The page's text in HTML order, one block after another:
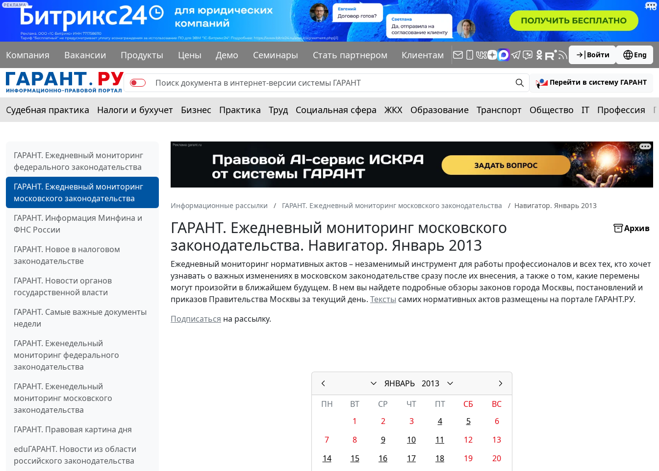
РЕКЛАМА
Компания Вакансии Продукты Цены Демо Семинары Стать партнером Клиентам Войти Eng
Перейти в систему ГАРАНТ
Судебная практика Налоги и бухучет Бизнес Практика Труд Социальная сфера ЖКХ Образование Транспорт Общество IT Профессия
ГАРАНТ. Ежедневный мониторинг
федерального законодательства
ГАРАНТ. Ежедневный мониторинг
московского законодательства
ГАРАНТ. Информация Минфина и
ФНС России
ГАРАНТ. Новое в налоговом
законодательстве
ГАРАНТ. Новости органов
государственной власти
ГАРАНТ. Самые важные документы
недели
ГАРАНТ. Еженедельный
мониторинг федерального
законодательства
ГАРАНТ. Еженедельный
мониторинг московского
законодательства
ГАРАНТ. Правовая картина дня
eduГАРАНТ. Новости из области
российского законодательства
Информационные рассылки ГАРАНТ. Ежедневный мониторинг московского законодательства Навигатор. Январь 2013
ГАРАНТ. Ежедневный мониторинг московского
законодательства. Навигатор. Январь 2013
Архив
Ежедневный мониторинг нормативных актов – незаменимый инструмент для работы профессионалов и всех тех, кто хочет
узнавать о важных изменениях в московском законодательстве сразу после их внесения, а также о том, какие перемены
могут произойти в ближайшем будущем. В нем вы найдете подробные обзоры законов города Москвы, постановлений и
приказов Правительства Москвы за текущий день. Тексты самих нормативных актов размещены на портале ГАРАНТ.РУ.
Подписаться на рассылку.
ЯНВАРЬ
2013
ПН
ВТ СР ЧТ ПТ СБ
ВС
1
2 3 4 5
6
7
8 9 10 11 12
13
14
15 16 17 18 19
20